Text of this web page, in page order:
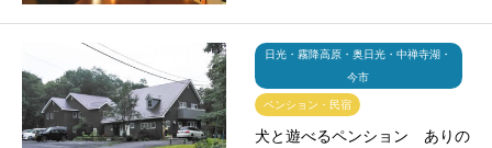
日光・霧降高原・奥日光・中禅寺湖・
今市
ペンション・民宿
犬と遊べるペンション ありの